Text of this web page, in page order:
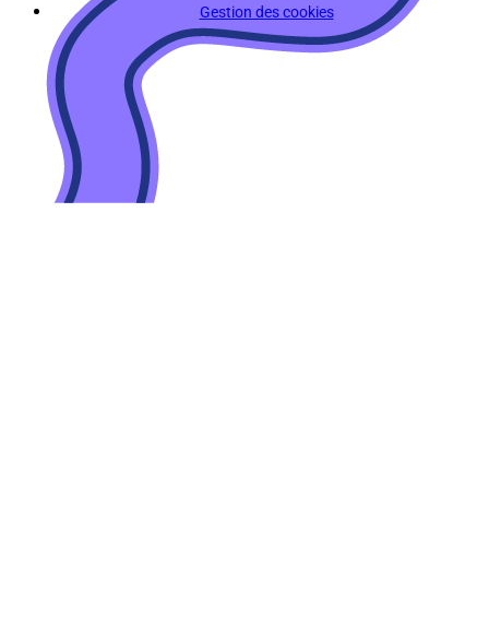
Gestion des cookies